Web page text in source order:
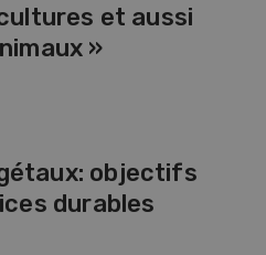
et aussi
»
objectifs
durables